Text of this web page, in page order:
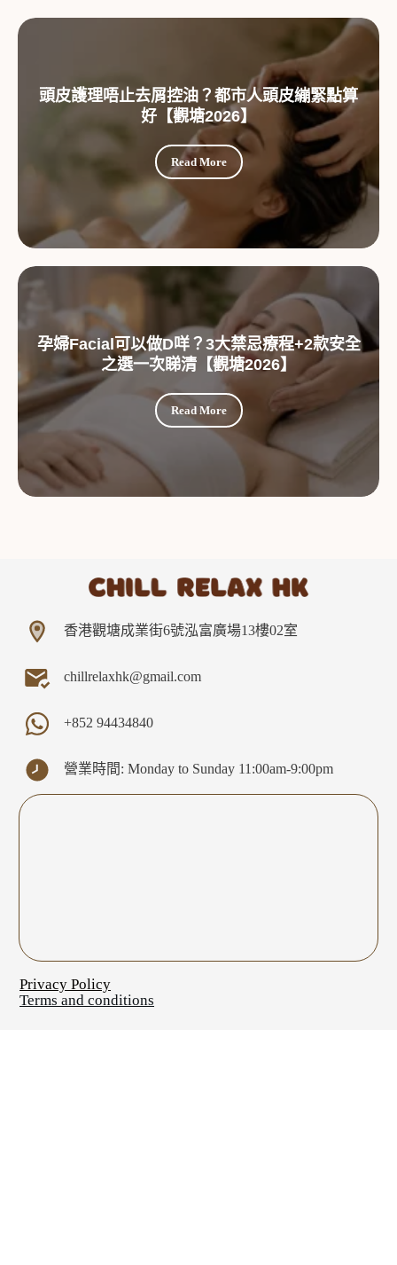
頭皮護理唔止去屑控油？都市人頭皮繃緊點算
好【觀塘2026】
Read More
孕婦Facial可以做D咩？3大禁忌療程+2款安全
之選一次睇清【觀塘2026】
Read More
香港觀塘成業街6號泓富廣場13樓02室
chillrelaxhk@gmail.com
+852 94434840
營業時間: Monday to Sunday 11:00am-9:00pm
Privacy Policy
Terms and conditions